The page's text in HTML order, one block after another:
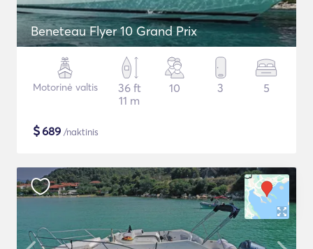
Beneteau Flyer 10 Grand Prix
Motorinė valtis
36 ft
11 m
10 3 5
$689 /naktinis